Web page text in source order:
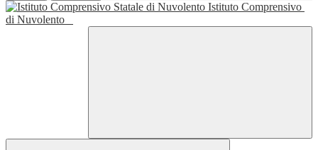
Istituto Comprensivo
di Nuvolento